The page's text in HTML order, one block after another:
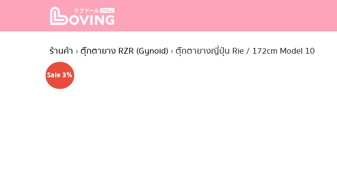
content
for:
ร้านค้า › ตุ๊กตายาง RZR (Gynoid) › ตุ๊กตายางญี่ปุ่น Rie / 172cm Model 10
Sale 3%